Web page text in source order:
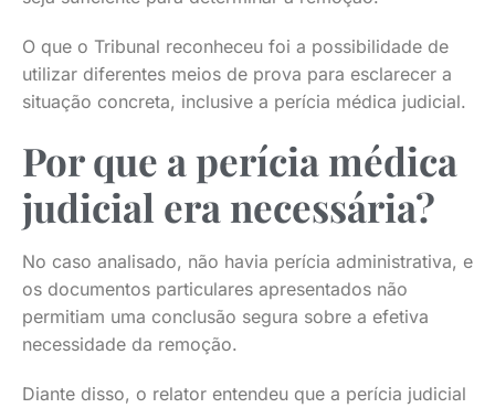
O que o Tribunal reconheceu foi a possibilidade de
utilizar diferentes meios de prova para esclarecer a
situação concreta, inclusive a perícia médica judicial.
Por que a perícia médica
judicial era necessária?
No caso analisado, não havia perícia administrativa, e
os documentos particulares apresentados não
permitiam uma conclusão segura sobre a efetiva
necessidade da remoção.
Diante disso, o relator entendeu que a perícia judicial